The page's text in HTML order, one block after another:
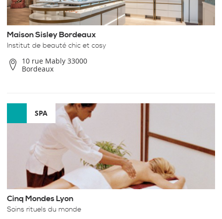
Maison Sisley Bordeaux
Institut de beauté chic et cosy
10 rue Mably 33000
Bordeaux
SPA
Cinq Mondes Lyon
Soins rituels du monde